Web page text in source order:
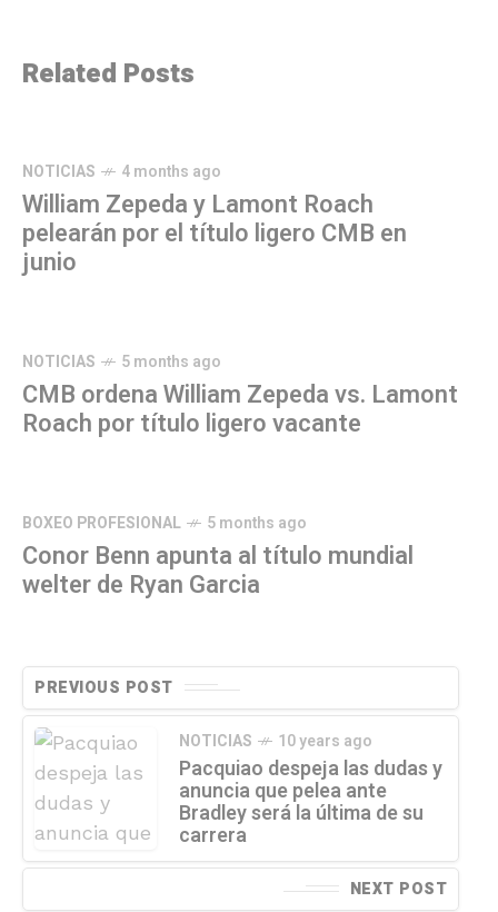
Related Posts
NOTICIAS 4 months ago
William Zepeda y Lamont Roach
pelearán por el título ligero CMB en
junio
NOTICIAS 5 months ago
CMB ordena William Zepeda vs. Lamont
Roach por título ligero vacante
BOXEO PROFESIONAL 5 months ago
Conor Benn apunta al título mundial
welter de Ryan Garcia
PREVIOUS POST
NOTICIAS 10 years ago
Pacquiao despeja las dudas y
anuncia que pelea ante
Bradley será la última de su
carrera
NEXT POST